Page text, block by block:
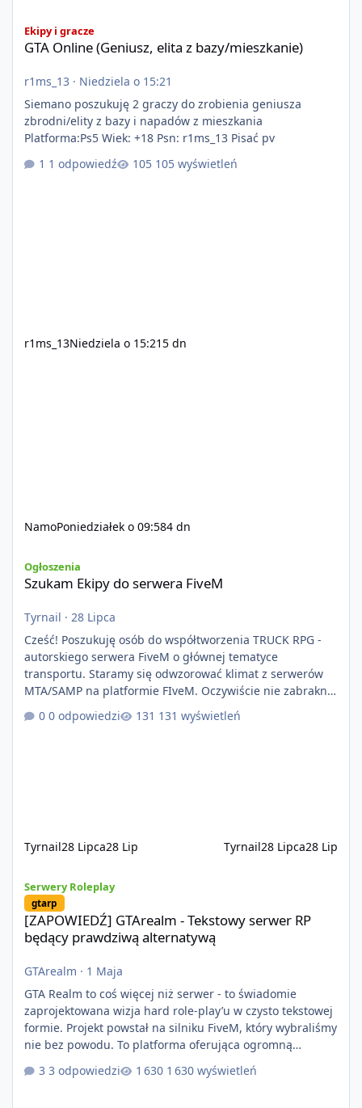
Ekipy i gracze
GTA Online (Geniusz, elita z bazy/mieszkanie)
r1ms_13 · Niedziela o 15:21
Siemano poszukuję 2 graczy do zrobienia geniusza
zbrodni/elity z bazy i napadów z mieszkania
Platforma:Ps5 Wiek: +18 Psn: r1ms_13 Pisać pv
1 odpowiedź
105 wyświetleń
r1ms_13Niedziela o 15:215 dn
NamoPoniedziałek o 09:584 dn
Ogłoszenia
Szukam Ekipy do serwera FiveM
Tyrnail · 28 Lipca
Cześć! Poszukuję osób do współtworzenia TRUCK RPG -
autorskiego serwera FiveM o głównej tematyce
transportu. Staramy się odwzorować klimat z serwerów
MTA/SAMP na platformie FIveM. Oczywiście nie zabraknie
kontentu dla graczy którzy chcą robić coś innego niż
jeździć ciężarówką. Projekt tworzony jest od podstaw z
0 odpowiedzi 131 wyświetleń
Tyrnail28 Lipca28 Lip Tyrnail28 Lipca28 Lip
Serwery Roleplay
gtarp
[ZAPOWIEDŹ] GTArealm - Tekstowy serwer RP
będący prawdziwą alternatywą
GTArealm · 1 Maja
GTA Realm to coś więcej niż serwer - to świadomie
zaprojektowana wizja hard role-play’u w czysto tekstowej
formie. Projekt powstał na silniku FiveM, który wybraliśmy
nie bez powodu. To platforma oferująca ogromną
elastyczność i znacznie szybszy rozwój systemów niż w
przypadku innych rozwiązań. Usprawniona
3 odpowiedzi 1 630 wyświetleń